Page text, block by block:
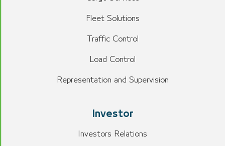
Fleet Solutions
Traffic Control
Load Control
Representation and Supervision
Investor
Investors Relations